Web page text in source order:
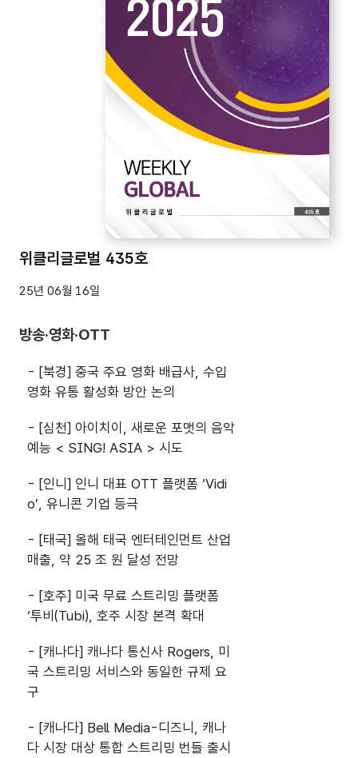
위클리글로벌 435호
25년 06월 16일
방송·영화·OTT
- [북경] 중국 주요 영화 배급사, 수입
영화 유통 활성화 방안 논의
- [심천] 아이치이, 새로운 포맷의 음악
예능 < SING! ASIA > 시도
- [인니] 인니 대표 OTT 플랫폼 ‘Vidi
o’, 유니콘 기업 등극
- [태국] 올해 태국 엔터테인먼트 산업
매출, 약 25 조 원 달성 전망
- [호주] 미국 무료 스트리밍 플랫폼
‘투비(Tubi), 호주 시장 본격 확대
- [캐나다] 캐나다 통신사 Rogers, 미
국 스트리밍 서비스와 동일한 규제 요
구
- [캐나다] Bell Media-디즈니, 캐나
다 시장 대상 통합 스트리밍 번들 출시